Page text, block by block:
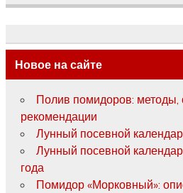
Новое на сайте
Полив помидоров: методы,
рекомендации
Лунный посевной
Лунный посевной
года
Помидор «Морковный»: